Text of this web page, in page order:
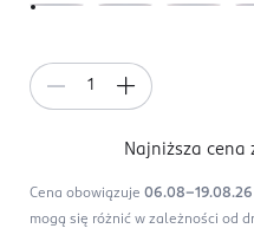
Najniższa cena
Cena obowiązuje 06.08-19.08.26
mogą się różnić w zależności od